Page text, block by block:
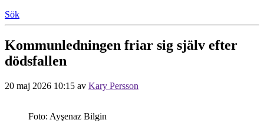
Sök
Kommunledningen friar sig själv efter
dödsfallen
20 maj 2026 10:15 av Kary Persson
Foto: Ayşenaz Bilgin